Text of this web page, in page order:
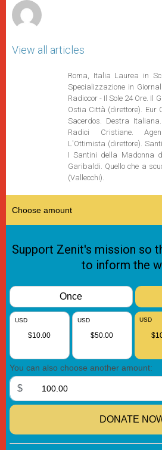
View all articles
Roma, Italia Laurea in
Specializzazione in
Radiocor - Il Sole 24 Ore. Il
Ostia Città (direttore). Eur
Sacerdos. Destra
Radici Cristiane.
L'Ottimista (direttore).
I Santini della Madonna
Garibaldi. Quello che a
(Vallecchi).